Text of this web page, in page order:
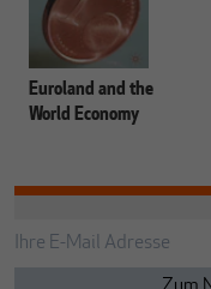
Euroland and the
World Economy